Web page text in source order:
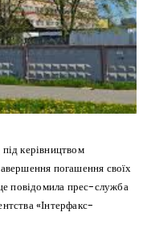
керівництвом
погашення своїх
повідомила прес-служба
«Інтерфакс-